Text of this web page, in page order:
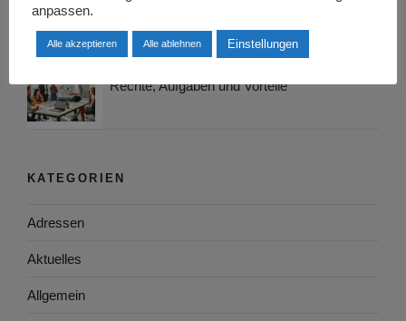
Rechte, Aufgaben und Vorteile
KATEGORIEN
Adressen
Aktuelles
Allgemein
anpassen.
Alle akzeptieren Alle ablehnen Einstellungen